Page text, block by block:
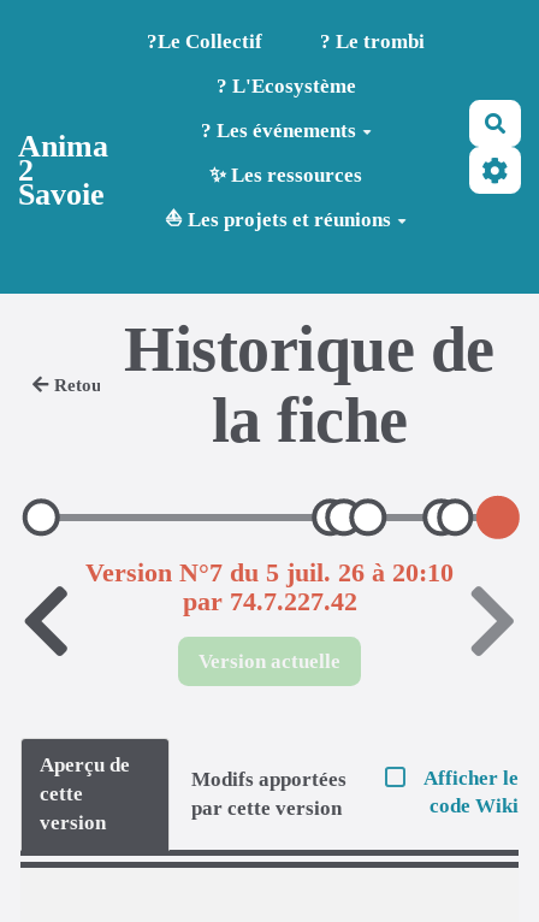
Aller au contenu principal
Anima
2
Savoie
?️Le Collectif
? Le trombi
? L'Ecosystème
? Les événements
✨ Les ressources
⛵ Les projets et réunions
Retour
Historique de
la fiche
Version N°7 du 5 juil. 26 à 20:10
par 74.7.227.42
Version actuelle
Aperçu de
cette
version
Modifs apportées
par cette version
Afficher le
code Wiki